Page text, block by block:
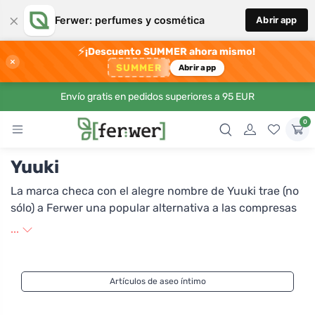
× Ferwer: perfumes y cosmética Abrir app
×
⚡¡Descuento SUMMER ahora mismo!
SUMMER Abrir app
Envío gratis en pedidos superiores a 95 EUR
0
Yuuki
La marca checa con el alegre nombre de Yuuki trae (no
sólo) a Ferwer una popular alternativa a las compresas
y tampones menstruales desechables: la copa
entre varios tamaños, dos durezas y también dos
colores, ya que además de la copa normal
...
Artículos de aseo íntimo